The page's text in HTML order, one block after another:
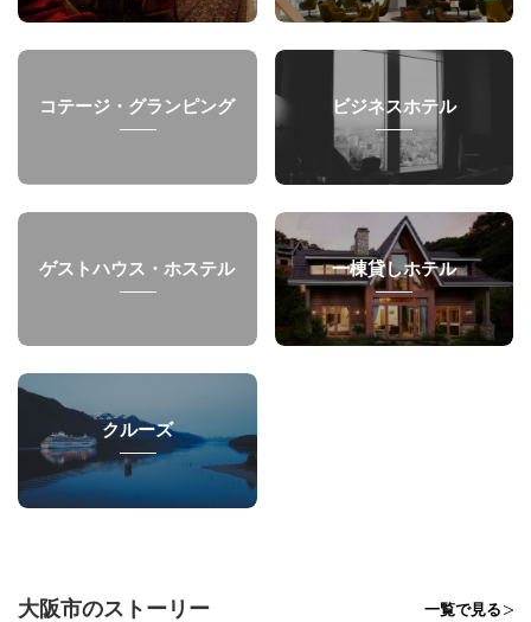
コテージ・グランピング ビジネスホテル
ゲストハウス・ホステル 一棟貸しホテル
クルーズ
大阪市のストーリー 一覧で見る